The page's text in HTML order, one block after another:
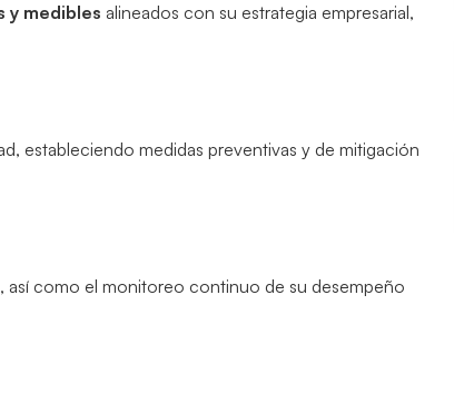
y medibles alineados con su estrategia empresarial,
estableciendo medidas preventivas y de mitigación
, así como el monitoreo continuo de su desempeño